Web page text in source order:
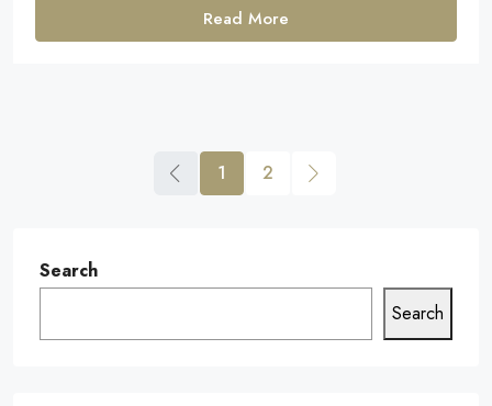
Read More
1 2
Search
Search